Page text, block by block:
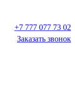
+7 777 077 73 02
Заказать звонок